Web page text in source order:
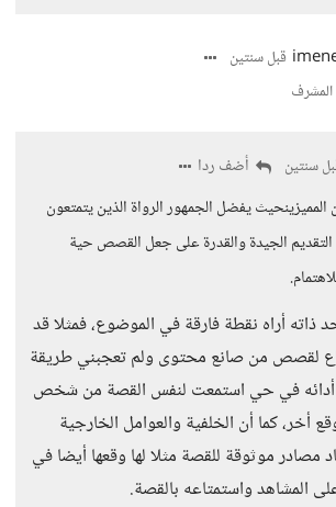
قبل سنتين
سنتين
أضف ردا
المميزينحيث يفضل الجمهور الرواة الذين يتمتعون
التقديم الجيدة والقدرة على جعل القصص حية
ذاته أراه نقطة فارقة في الموضوع، فمثلا قد
لقصص من صانع محتوى ولم تعجبني طريقة
أدائه في حي استمعت لنفس القصة من شخص
أخر، كما أن الخلفية والعوامل الخارجية
مصادر موثوقة للقصة مثلا لها وقعها أيضا في
المشاهد واستمتاعه بالقصة.